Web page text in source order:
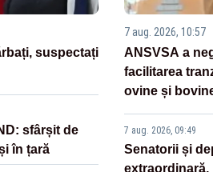
suspectați
sfârșit de
în țară
7 aug. 2026, 10:57
ANSVSA a
facilitarea
ovine și
7 aug. 2026, 09:49
Senatorii și
extraordinară,